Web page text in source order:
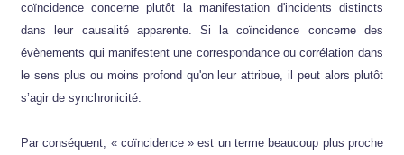
coïncidence concerne plutôt la manifestation d'incidents distincts
dans leur causalité apparente. Si la coïncidence concerne des
évènements qui manifestent une correspondance ou corrélation dans
le sens plus ou moins profond qu'on leur attribue, il peut alors plutôt
s’agir de synchronicité.
Par conséquent, « coïncidence » est un terme beaucoup plus proche